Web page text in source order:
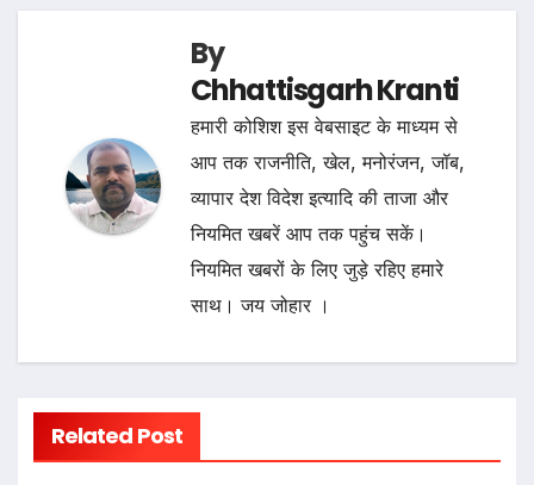
By
Chhattisgarh Kranti
हमारी कोशिश इस वेबसाइट के माध्यम से
आप तक राजनीति, खेल, मनोरंजन, जॉब,
व्यापार देश विदेश इत्यादि की ताजा और
नियमित खबरें आप तक पहुंच सकें।
नियमित खबरों के लिए जुड़े रहिए हमारे
साथ। जय जोहार ।
Related Post